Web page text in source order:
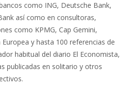
como ING, Deutsche Bank,
así como en consultoras,
como KPMG, Cap Gemini,
y hasta 100 referencias de
habitual del diario El Economista,
publicadas en solitario y otros